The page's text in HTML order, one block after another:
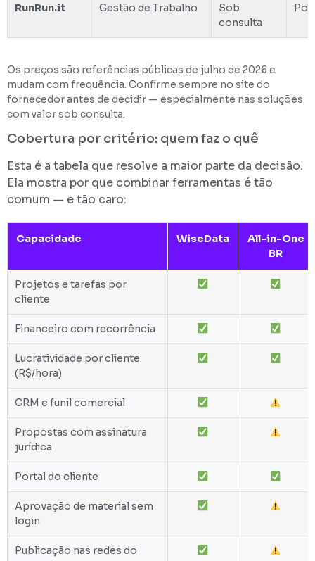
RunRun.it Gestão de Trabalho
Sob
consulta
Por
Os preços são referências públicas de julho de 2026 e
mudam com frequência. Confirme sempre no site do
fornecedor antes de decidir — especialmente nas soluções
com valor sob consulta.
Cobertura por critério: quem faz o quê
Esta é a tabela que resolve a maior parte da decisão.
Ela mostra por que combinar ferramentas é tão
comum — e tão caro:
Capacidade WiseData
All-in-One
BR
Projetos e tarefas por
cliente
Financeiro com recorrência
Lucratividade por cliente
(R$/hora)
CRM e funil comercial
Propostas com assinatura
jurídica
Portal do cliente
Aprovação de material sem
login
Publicação nas redes do